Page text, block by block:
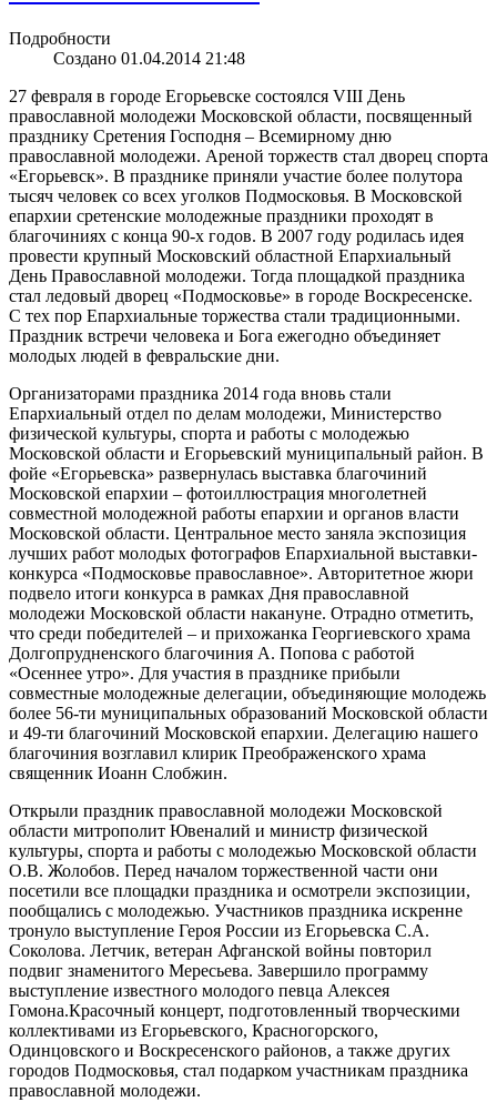
Подробности
Создано 01.04.2014 21:48
27 февраля в городе Егорьевске состоялся VIII День
православной молодежи Московской области, посвященный
празднику Сретения Господня – Всемирному дню
православной молодежи. Ареной торжеств стал дворец спорта
«Егорьевск». В празднике приняли участие более полутора
тысяч человек со всех уголков Подмосковья. В Московской
епархии сретенские молодежные праздники проходят в
благочиниях с конца 90-х годов. В 2007 году родилась идея
провести крупный Московский областной Епархиальный
День Православной молодежи. Тогда площадкой праздника
стал ледовый дворец «Подмосковье» в городе Воскресенске.
С тех пор Епархиальные торжества стали традиционными.
Праздник встречи человека и Бога ежегодно объединяет
молодых людей в февральские дни.
Организаторами праздника 2014 года вновь стали
Епархиальный отдел по делам молодежи, Министерство
физической культуры, спорта и работы с молодежью
Московской области и Егорьевский муниципальный район. В
фойе «Егорьевска» развернулась выставка благочиний
Московской епархии – фотоиллюстрация многолетней
совместной молодежной работы епархии и органов власти
Московской области. Центральное место заняла экспозиция
лучших работ молодых фотографов Епархиальной выставки-
конкурса «Подмосковье православное». Авторитетное жюри
подвело итоги конкурса в рамках Дня православной
молодежи Московской области накануне. Отрадно отметить,
что среди победителей – и прихожанка Георгиевского храма
Долгопрудненского благочиния А. Попова с работой
«Осеннее утро». Для участия в празднике прибыли
совместные молодежные делегации, объединяющие молодежь
более 56-ти муниципальных образований Московской области
и 49-ти благочиний Московской епархии. Делегацию нашего
благочиния возглавил клирик Преображенского храма
священник Иоанн Слобжин.
Открыли праздник православной молодежи Московской
области митрополит Ювеналий и министр физической
культуры, спорта и работы с молодежью Московской области
О.В. Жолобов. Перед началом торжественной части они
посетили все площадки праздника и осмотрели экспозиции,
пообщались с молодежью. Участников праздника искренне
тронуло выступление Героя России из Егорьевска С.А.
Соколова. Летчик, ветеран Афганской войны повторил
подвиг знаменитого Мересьева. Завершило программу
выступление известного молодого певца Алексея
Гомона.Красочный концерт, подготовленный творческими
коллективами из Егорьевского, Красногорского,
Одинцовского и Воскресенского районов, а также других
городов Подмосковья, стал подарком участникам праздника
православной молодежи.